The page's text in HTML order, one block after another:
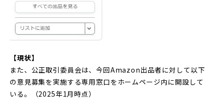
【現状】
また、公正取引委員会は、今回Amazon出品者に対して以下
の意見募集を実施する専用窓口をホームページ内に開設して
いる。（2025年1月時点）